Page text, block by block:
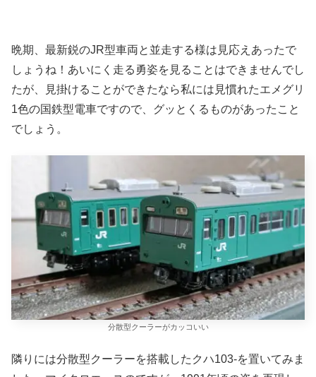
晩期、最新鋭のJR型車両と並走する様は見応えあったで
しょうね！あいにく走る勇姿を見ることはできませんでし
たが、見掛けることができたなら私には見慣れたエメグリ
1色の国鉄型電車ですので、グッとくるものがあったこと
でしょう。
分散型クーラーがカッコいい
隣りには分散型クーラーを搭載したクハ103-を置いてみま